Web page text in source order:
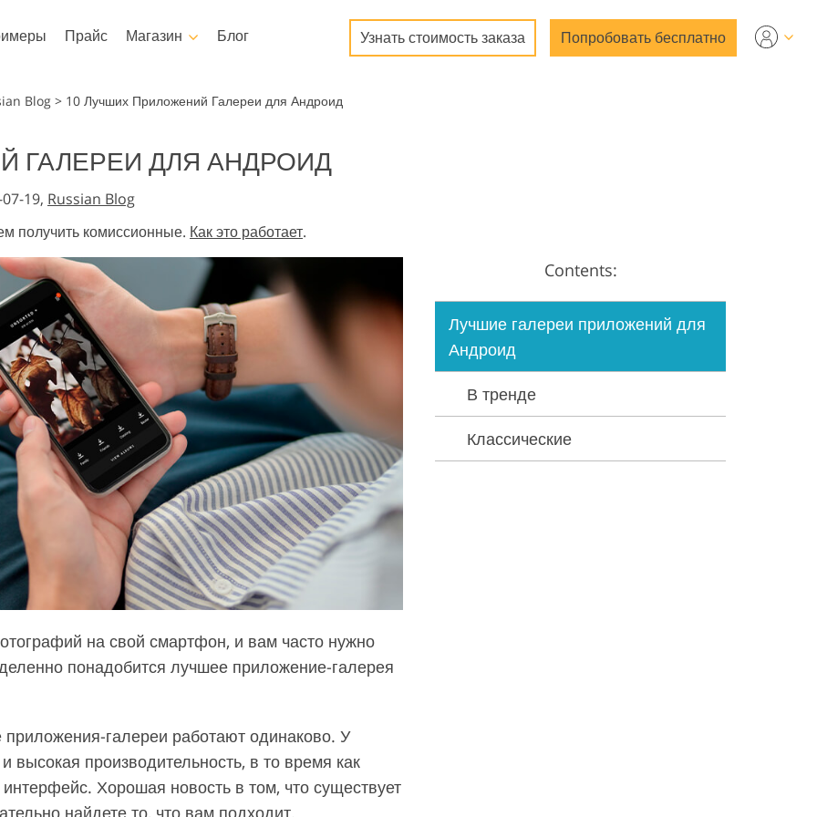
Сервисы ретуши детских
Ретушь Фото Недвижимости
Сервисы обработки
изображений
Реставрация фотографий
Данные для обучения ИИ
Услуги редактирования
видео
Прайс Магазин
Templates
Маркетинговые шаблоны
Открытки ко Дню святого
Приглашения на свадьбу
Приглашение на детский
день рождения
Video
Видео Оверлейсы
Блог Узнать стоимость заказа Попробовать бесплатно
Blog > 10 Лучших Приложений Галереи для Андроид
ГАЛЕРЕИ ДЛЯ АНДРОИД
19, Russian Blog
получить комиссионные. Как это работает.
на свой смартфон, и вам часто нужно
понадобится лучшее приложение-галерея
галереи работают одинаково. У
производительность, в то время как
Хорошая новость в том, что существует
найдете то, что вам подходит.
Contents:
Лучшие галереи приложений для
Андроид
В тренде
Классические